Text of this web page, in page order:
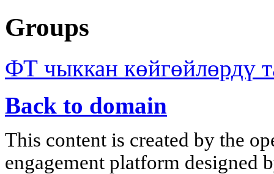
Groups
ФТ чыккан көйгөйлөрдү
Back to domain
This content is created by the
engagement platform designed